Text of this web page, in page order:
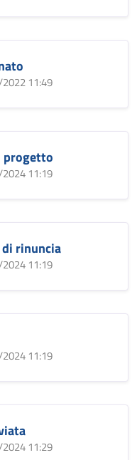
11:49
progetto
11:19
rinuncia
11:19
11:19
11:29